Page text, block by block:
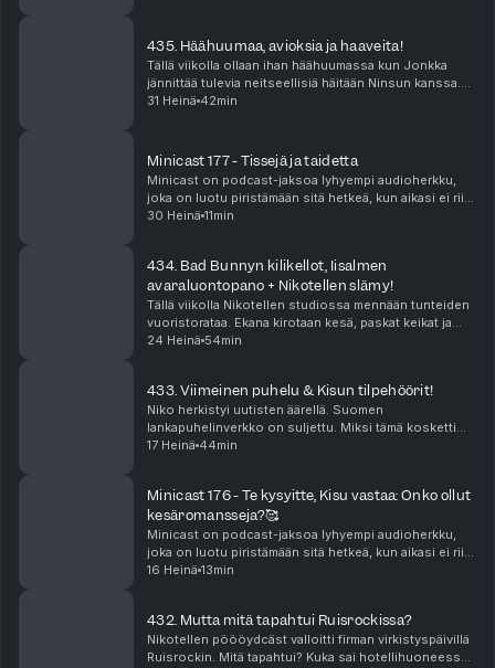
435. Häähuumaa, avioksia ja haaveita!
Tällä viikolla ollaan ihan häähuumassa kun Jonkka
jännittää tulevia neitseellisiä häitään Ninsun kanssa.
Miten häät onkaan paisuneet sellaiseksi että näistä
31 Heinä 42min
Minicast 177 - Tissejä ja taidetta
Minicast on podcast-jaksoa lyhyempi audioherkku,
joka on luotu piristämään sitä hetkeä, kun aikasi ei riitä
pitkään, yhtäjaksoiseen keskittymiseen. Minicastit
30 Heinä 11min
434. Bad Bunnyn kilikellot, Iisalmen
avaraluontopano + Nikotellen slämy!
Tällä viikolla Nikotellen studiossa mennään tunteiden
vuoristorataa. Ekana kirotaan kesä, paskat keikat ja
sitten Bad Bunnyn tiktokit vie mennessään! Katja on
24 Heinä 54min
433. Viimeinen puhelu & Kisun tilpehöörit!
Niko herkistyi uutisten äärellä. Suomen
lankapuhelinverkko on suljettu. Miksi tämä kosketti
niin suuresti? Jenna nukkui elämänsä parhaat
17 Heinä 44min
Minicast 176 - Te kysyitte, Kisu vastaa: Onko ollut
kesäromansseja?🥰
Minicast on podcast-jaksoa lyhyempi audioherkku,
joka on luotu piristämään sitä hetkeä, kun aikasi ei riitä
pitkään, yhtäjaksoiseen keskittymiseen. Minicastit
16 Heinä 13min
432. Mutta mitä tapahtui Ruisrockissa?
Nikotellen pöööydcäst valloitti firman virkistyspäivillä
Ruisrockin. Mitä tapahtui? Kuka sai hotellihuoneessa?